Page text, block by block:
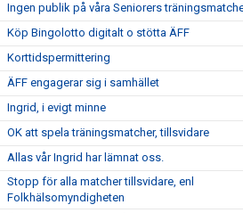
Ingen publik på våra Seniorers
Köp Bingolotto digitalt o stötta ÄFF
Korttidspermittering
ÄFF engagerar sig i samhället
Ingrid, i evigt minne
OK att spela träningsmatcher, tillsvidare
Allas vår Ingrid har lämnat oss.
Stopp för alla matcher tillsvidare, enl
Folkhälsomyndigheten